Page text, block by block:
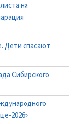
на
Дети спасают
Сибирского
2026»